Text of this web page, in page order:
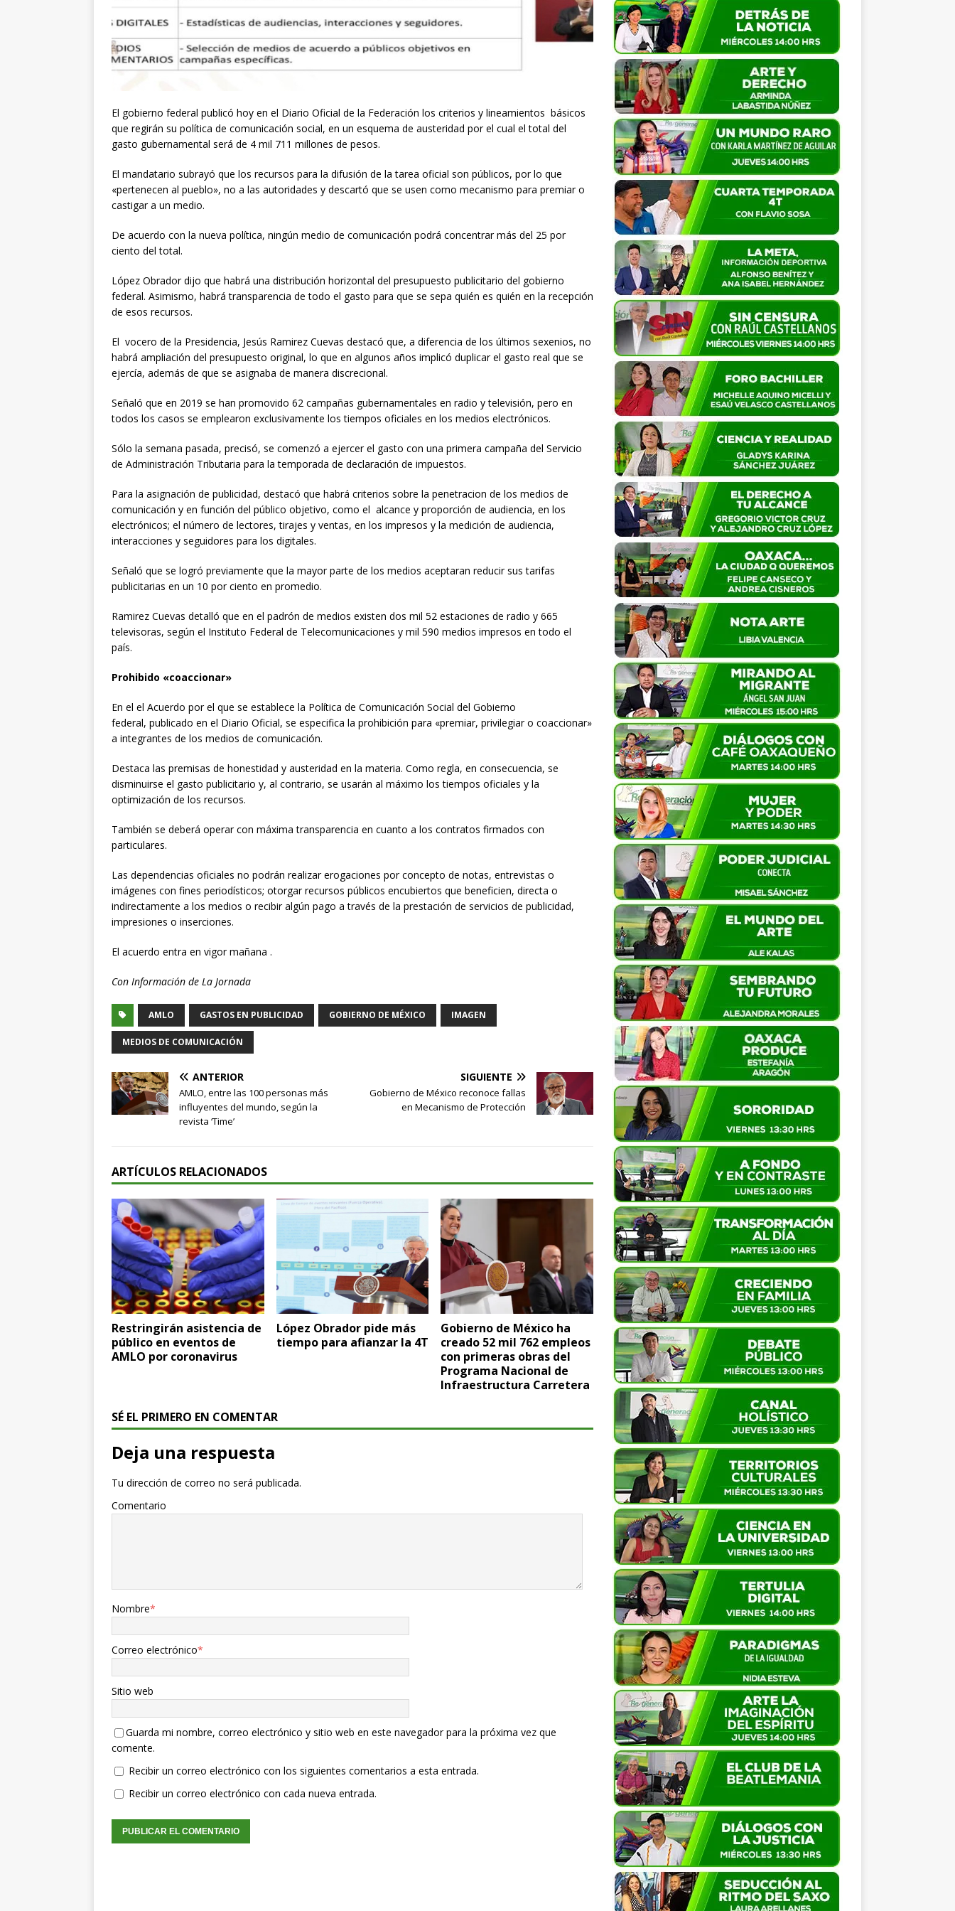
El gobierno federal publicó hoy en el Diario Oficial de la Federación los criterios y lineamientos básicos
que regirán su política de comunicación social, en un esquema de austeridad por el cual el total del
gasto gubernamental será de 4 mil 711 millones de pesos.
El mandatario subrayó que los recursos para la difusión de la tarea oficial son públicos, por lo que
«pertenecen al pueblo», no a las autoridades y descartó que se usen como mecanismo para premiar o
castigar a un medio.
De acuerdo con la nueva política, ningún medio de comunicación podrá concentrar más del 25 por
ciento del total.
López Obrador dijo que habrá una distribución horizontal del presupuesto publicitario del gobierno
federal. Asimismo, habrá transparencia de todo el gasto para que se sepa quién es quién en la recepción
de esos recursos.
El vocero de la Presidencia, Jesús Ramirez Cuevas destacó que, a diferencia de los últimos sexenios, no
habrá ampliación del presupuesto original, lo que en algunos años implicó duplicar el gasto real que se
ejercía, además de que se asignaba de manera discrecional.
Señaló que en 2019 se han promovido 62 campañas gubernamentales en radio y televisión, pero en
todos los casos se emplearon exclusivamente los tiempos oficiales en los medios electrónicos.
Sólo la semana pasada, precisó, se comenzó a ejercer el gasto con una primera campaña del Servicio
de Administración Tributaria para la temporada de declaración de impuestos.
Para la asignación de publicidad, destacó que habrá criterios sobre la penetracion de los medios de
comunicación y en función del público objetivo, como el alcance y proporción de audiencia, en los
electrónicos; el número de lectores, tirajes y ventas, en los impresos y la medición de audiencia,
interacciones y seguidores para los digitales.
Señaló que se logró previamente que la mayor parte de los medios aceptaran reducir sus tarifas
publicitarias en un 10 por ciento en promedio.
Ramirez Cuevas detalló que en el padrón de medios existen dos mil 52 estaciones de radio y 665
televisoras, según el Instituto Federal de Telecomunicaciones y mil 590 medios impresos en todo el
país.
Prohibido «coaccionar»
En el el Acuerdo por el que se establece la Política de Comunicación Social del Gobierno
federal, publicado en el Diario Oficial, se especifica la prohibición para «premiar, privilegiar o coaccionar»
a integrantes de los medios de comunicación.
Destaca las premisas de honestidad y austeridad en la materia. Como regla, en consecuencia, se
disminuirse el gasto publicitario y, al contrario, se usarán al máximo los tiempos oficiales y la
optimización de los recursos.
También se deberá operar con máxima transparencia en cuanto a los contratos firmados con
particulares.
Las dependencias oficiales no podrán realizar erogaciones por concepto de notas, entrevistas o
imágenes con fines periodísticos; otorgar recursos públicos encubiertos que beneficien, directa o
indirectamente a los medios o recibir algún pago a través de la prestación de servicios de publicidad,
impresiones o inserciones.
El acuerdo entra en vigor mañana .
Con Información de La Jornada
AMLO GASTOS EN PUBLICIDAD GOBIERNO DE MÉXICO IMAGEN
MEDIOS DE COMUNICACIÓN
ANTERIOR
AMLO, entre las 100 personas más
influyentes del mundo, según la
revista ‘Time’
SIGUIENTE
Gobierno de México reconoce fallas
en Mecanismo de Protección
ARTÍCULOS RELACIONADOS
Restringirán asistencia de
público en eventos de
AMLO por coronavirus
López Obrador pide más
tiempo para afianzar la 4T
Gobierno de México ha
creado 52 mil 762 empleos
con primeras obras del
Programa Nacional de
Infraestructura Carretera
SÉ EL PRIMERO EN COMENTAR
Deja una respuesta
Tu dirección de correo no será publicada.
Comentario
Nombre*
Correo electrónico*
Sitio web
Guarda mi nombre, correo electrónico y sitio web en este navegador para la próxima vez que
comente.
Recibir un correo electrónico con los siguientes comentarios a esta entrada.
Recibir un correo electrónico con cada nueva entrada.